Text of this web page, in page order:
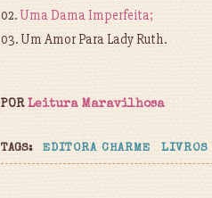
02. Uma Dama Imperfeita;
03. Um Amor Para Lady Ruth.
POR Leitura Maravilhosa
TAGS: EDITORA CHARME LIVROS